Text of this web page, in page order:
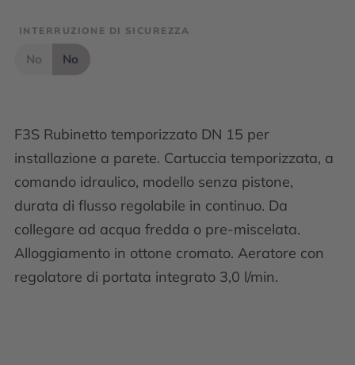
F3S Rubinetto temporizzato DN 15 per
installazione a parete. Cartuccia temporizzata, a
comando idraulico, modello senza pistone,
durata di flusso regolabile in continuo. Da
collegare ad acqua fredda o pre-miscelata.
Alloggiamento in ottone cromato. Aeratore con
regolatore di portata integrato 3,0 l/min.
INTERRUZIONE DI SICUREZZA
No No